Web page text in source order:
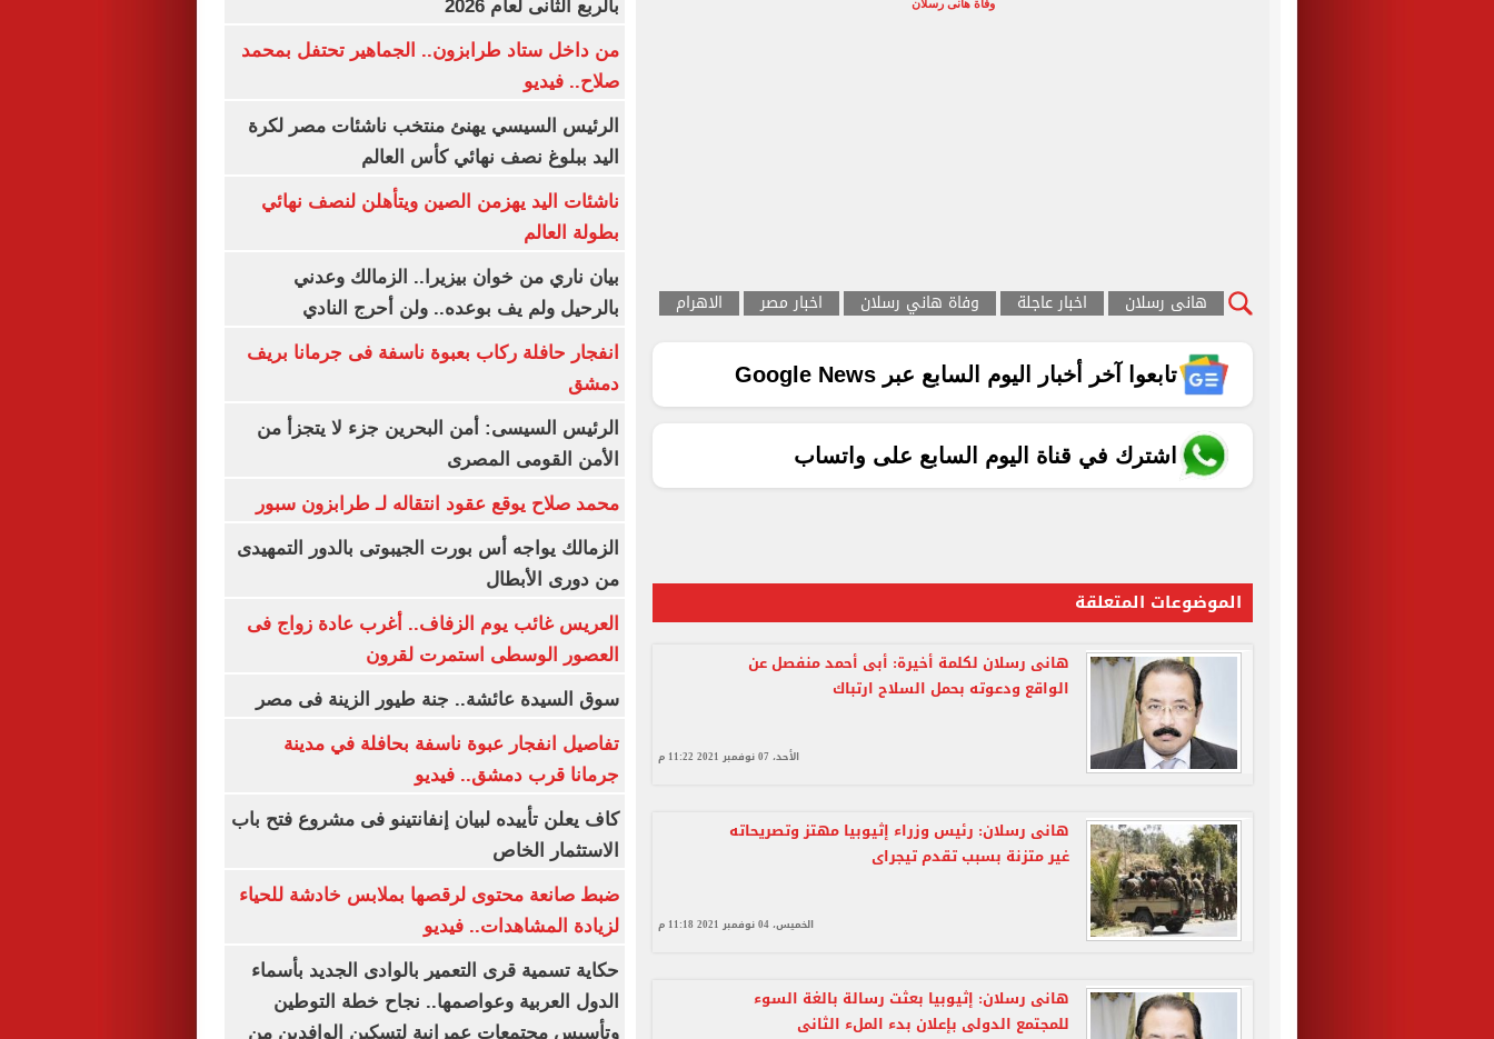
وفاة هانى رسلان
هانى رسلان اخبار عاجلة وفاة هاني رسلان اخبار مصر الاهرام
تابعوا آخر أخبار اليوم السابع عبر Google News
اشترك في قناة اليوم السابع على واتساب
الموضوعات المتعلقة
هانى رسلان لكلمة أخيرة: أبى أحمد منفصل عن
الواقع ودعوته بحمل السلاح ارتباك
الأحد، 07 نوفمبر 2021 11:22 م
هانى رسلان: رئيس وزراء إثيوبيا مهتز وتصريحاته
غير متزنة بسبب تقدم تيجراى
الخميس، 04 نوفمبر 2021 11:18 م
هانى رسلان: إثيوبيا بعثت رسالة بالغة السوء
للمجتمع الدولى بإعلان بدء الملء الثانى
بالربع الثانى لعام 2026
من داخل ستاد طرابزون.. الجماهير تحتفل بمحمد
صلاح.. فيديو
الرئيس السيسي يهنئ منتخب ناشئات مصر لكرة
اليد ببلوغ نصف نهائي كأس العالم
ناشئات اليد يهزمن الصين ويتأهلن لنصف نهائي
بطولة العالم
بيان ناري من خوان بيزيرا.. الزمالك وعدني
بالرحيل ولم يف بوعده.. ولن أحرج النادي
انفجار حافلة ركاب بعبوة ناسفة فى جرمانا بريف
دمشق
الرئيس السيسى: أمن البحرين جزء لا يتجزأ من
الأمن القومى المصرى
محمد صلاح يوقع عقود انتقاله لـ طرابزون سبور
الزمالك يواجه أس بورت الجيبوتى بالدور التمهيدى
من دورى الأبطال
العريس غائب يوم الزفاف.. أغرب عادة زواج فى
العصور الوسطى استمرت لقرون
سوق السيدة عائشة.. جنة طيور الزينة فى مصر
تفاصيل انفجار عبوة ناسفة بحافلة في مدينة
جرمانا قرب دمشق.. فيديو
كاف يعلن تأييده لبيان إنفانتينو فى مشروع فتح باب
الاستثمار الخاص
ضبط صانعة محتوى لرقصها بملابس خادشة للحياء
لزيادة المشاهدات.. فيديو
حكاية تسمية قرى التعمير بالوادى الجديد بأسماء
الدول العربية وعواصمها.. نجاح خطة التوطين
وتأسيس مجتمعات عمرانية لتسكين الوافدين من